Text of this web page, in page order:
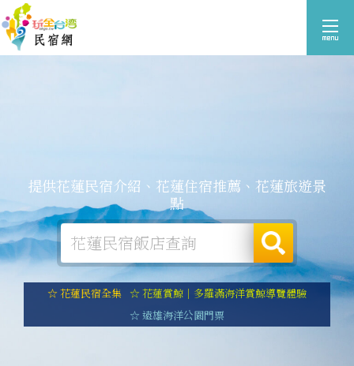
提供花蓮民宿介紹、花蓮住宿推薦、花蓮旅遊景
點
☆ 花蓮民宿全集 ☆ 花蓮賞鯨｜多羅滿海洋賞鯨導覽體驗
☆ 遠雄海洋公園門票